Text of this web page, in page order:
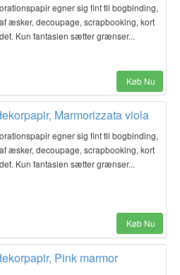
egner sig fint til bogbinding,
æsker, decoupage, scrapbooking, kort
Kun fantasien sætter grænser...
Køb Nu
Marmorizzata viola
egner sig fint til bogbinding,
æsker, decoupage, scrapbooking, kort
Kun fantasien sætter grænser...
Køb Nu
Pink marmor